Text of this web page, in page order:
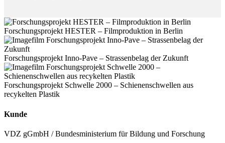
Forschungsprojekt HESTER – Filmproduktion in Berlin
Forschungsprojekt Inno-Pave – Strassenbelag der Zukunft
Forschungsprojekt Schwelle 2000 – Schienenschwellen aus
recykelten Plastik
Kunde
VDZ gGmbH / Bundesministerium für Bildung und Forschung